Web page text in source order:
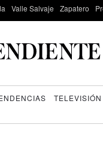
Valle Salvaje Zapatero
TELEVISIÓN